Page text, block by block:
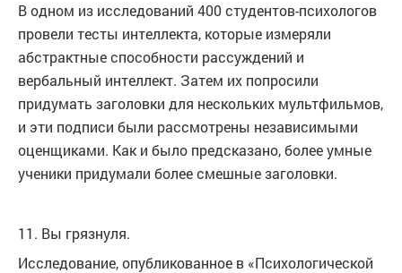
В одном из исследований 400 студентов-психологов
провели тесты интеллекта, которые измеряли
абстрактные способности рассуждений и
вербальный интеллект. Затем их попросили
придумать заголовки для нескольких мультфильмов,
и эти подписи были рассмотрены независимыми
оценщиками. Как и было предсказано, более умные
ученики придумали более смешные заголовки.
11. Вы грязнуля.
Исследование, опубликованное в «Психологической